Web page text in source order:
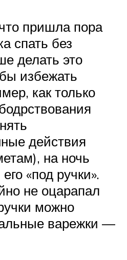
пришла пора
спать без
делать это
избежать
как только
действия
на ночь
«под ручки».
не оцарапал
можно
варежки —